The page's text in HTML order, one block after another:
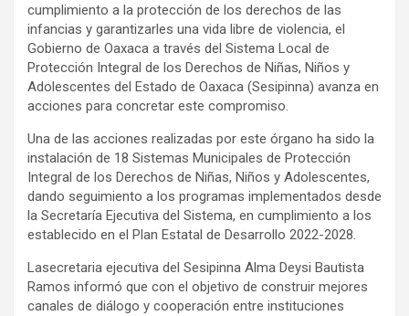
cumplimiento a la protección de los derechos de las
infancias y garantizarles una vida libre de violencia, el
Gobierno de Oaxaca a través del Sistema Local de
Protección Integral de los Derechos de Niñas, Niños y
Adolescentes del Estado de Oaxaca (Sesipinna) avanza en
acciones para concretar este compromiso.
Una de las acciones realizadas por este órgano ha sido la
instalación de 18 Sistemas Municipales de Protección
Integral de los Derechos de Niñas, Niños y Adolescentes,
dando seguimiento a los programas implementados desde
la Secretaría Ejecutiva del Sistema, en cumplimiento a los
establecido en el Plan Estatal de Desarrollo 2022-2028.
Lasecretaria ejecutiva del Sesipinna Alma Deysi Bautista
Ramos informó que con el objetivo de construir mejores
canales de diálogo y cooperación entre instituciones